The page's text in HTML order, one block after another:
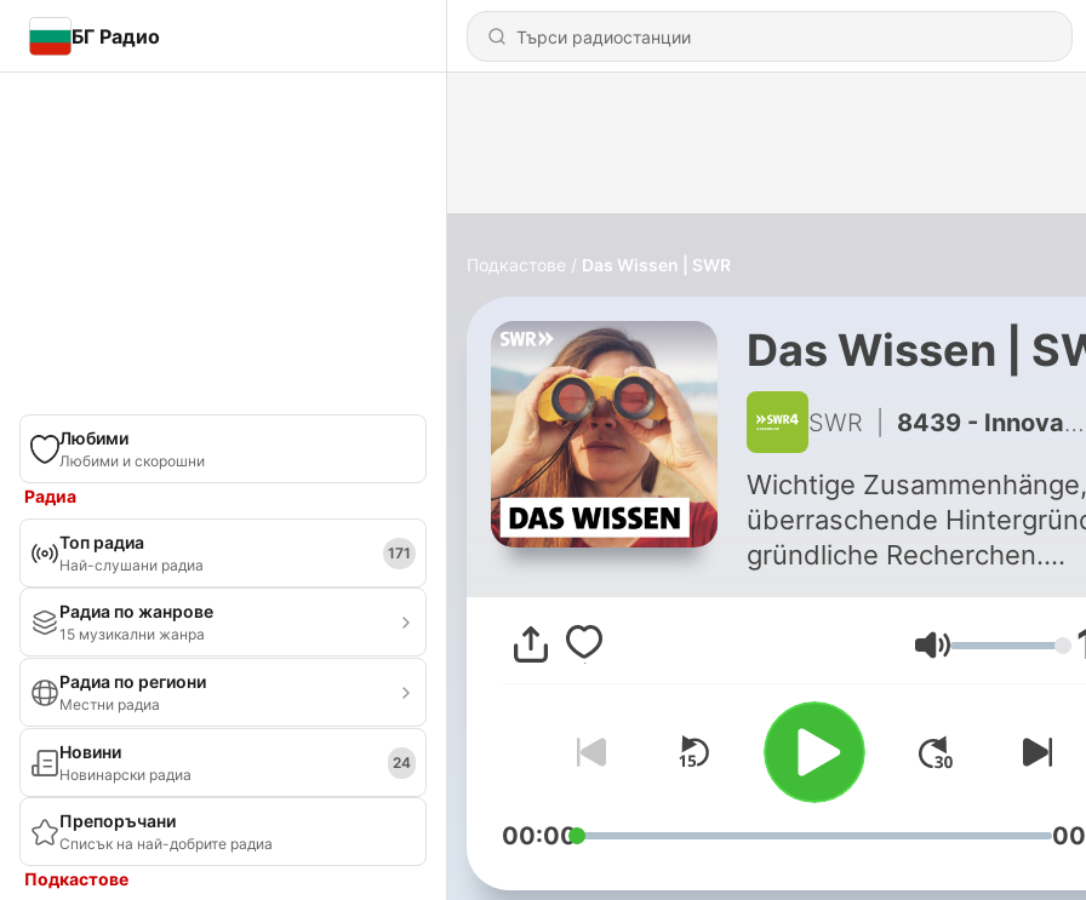
БГ Радио
Любими
Любими и скорошни
Радиа
Топ радиа
Най-слушани радиа
171
Радиа по жанрове
15 музикални жанра
Радиа по региони
Местни радиа
Новини
Новинарски радиа
24
Препоръчани
Списък на най-добрите радиа
Подкастове
Подкастове Das Wissen | SWR
Das Wissen |
SWR 8439 - Innovative Batteriezellen – Wie wird Deutschland wettbewerbsfähig?
Wichtige Zusammenhänge,
überraschende
gründliche Recherchen.
Täglich Neues aus
und Geschichte,
und Weltgeschehen im
Podcast Das Wissen.
Manuskripte und weitere
Informationen zu den
einzelnen Folgen:
http://swr.li/daswissen
Сила на звука
00:00